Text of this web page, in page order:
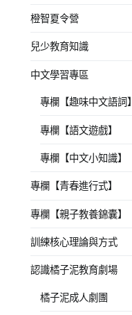
橙智夏令營
兒少教育知識
中文學習專區
專欄【趣味中文語詞】
專欄【語文遊戲】
專欄【中文小知識】
專欄【青春進行式】
專欄【親子教養錦囊】
訓練核心理論與方式
認識橘子泥教育劇場
橘子泥成人劇團